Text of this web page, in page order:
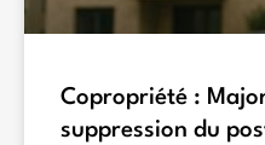
Copropriété :
suppression du